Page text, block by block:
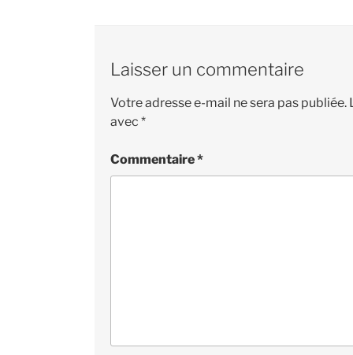
Laisser un commentaire
Votre adresse e-mail ne sera pas publiée.
avec *
Commentaire*